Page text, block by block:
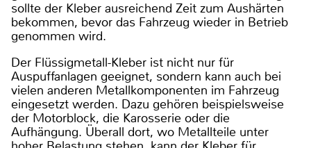
sollte der Kleber ausreichend Zeit zum Aushärten
bekommen, bevor das Fahrzeug wieder in Betrieb
genommen wird.
Der Flüssigmetall-Kleber ist nicht nur für
Auspuffanlagen geeignet, sondern kann auch bei
vielen anderen Metallkomponenten im Fahrzeug
eingesetzt werden. Dazu gehören beispielsweise
der Motorblock, die Karosserie oder die
Aufhängung. Überall dort, wo Metallteile unter